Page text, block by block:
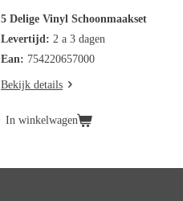
5 Delige Vinyl Schoonmaakset
Levertijd: 2 a 3 dagen
Ean: 754220657000
Bekijk details
In winkelwagen